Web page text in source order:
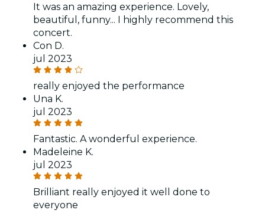
It was an amazing experience. Lovely,
beautiful, funny... I highly recommend this
concert.
Con D.
jul 2023
really enjoyed the performance
Una K.
jul 2023
Fantastic. A wonderful experience.
Madeleine K.
jul 2023
Brilliant really enjoyed it well done to
everyone